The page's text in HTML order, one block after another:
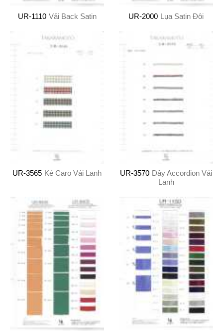
UR-1110 Vải Back Satin UR-2000 Lụa Satin Đôi
UR-3565 Kẻ Caro Vải Lanh UR-3570 Dây Accordion Vải
Lanh